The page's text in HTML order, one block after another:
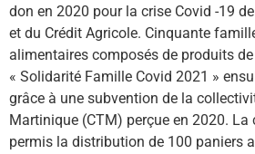
don en 2020 pour la crise Covid -19
et du Crédit Agricole. Cinquante
alimentaires composés de produits
« Solidarité Famille Covid 2021 »
grâce à une subvention de la
Martinique (CTM) perçue en 2020. La
permis la distribution de 100 paniers